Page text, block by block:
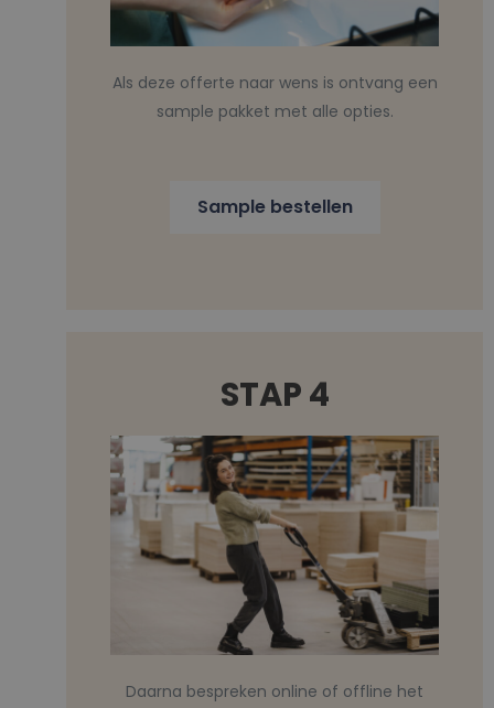
Als deze offerte naar wens is ontvang een
sample pakket met alle opties.
Sample bestellen
STAP 4
Daarna bespreken online of offline het